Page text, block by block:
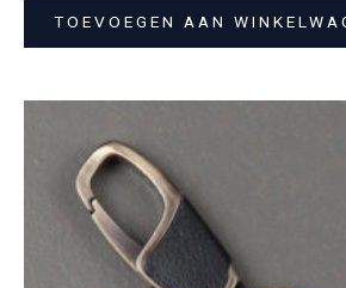
TOEVOEGEN AAN